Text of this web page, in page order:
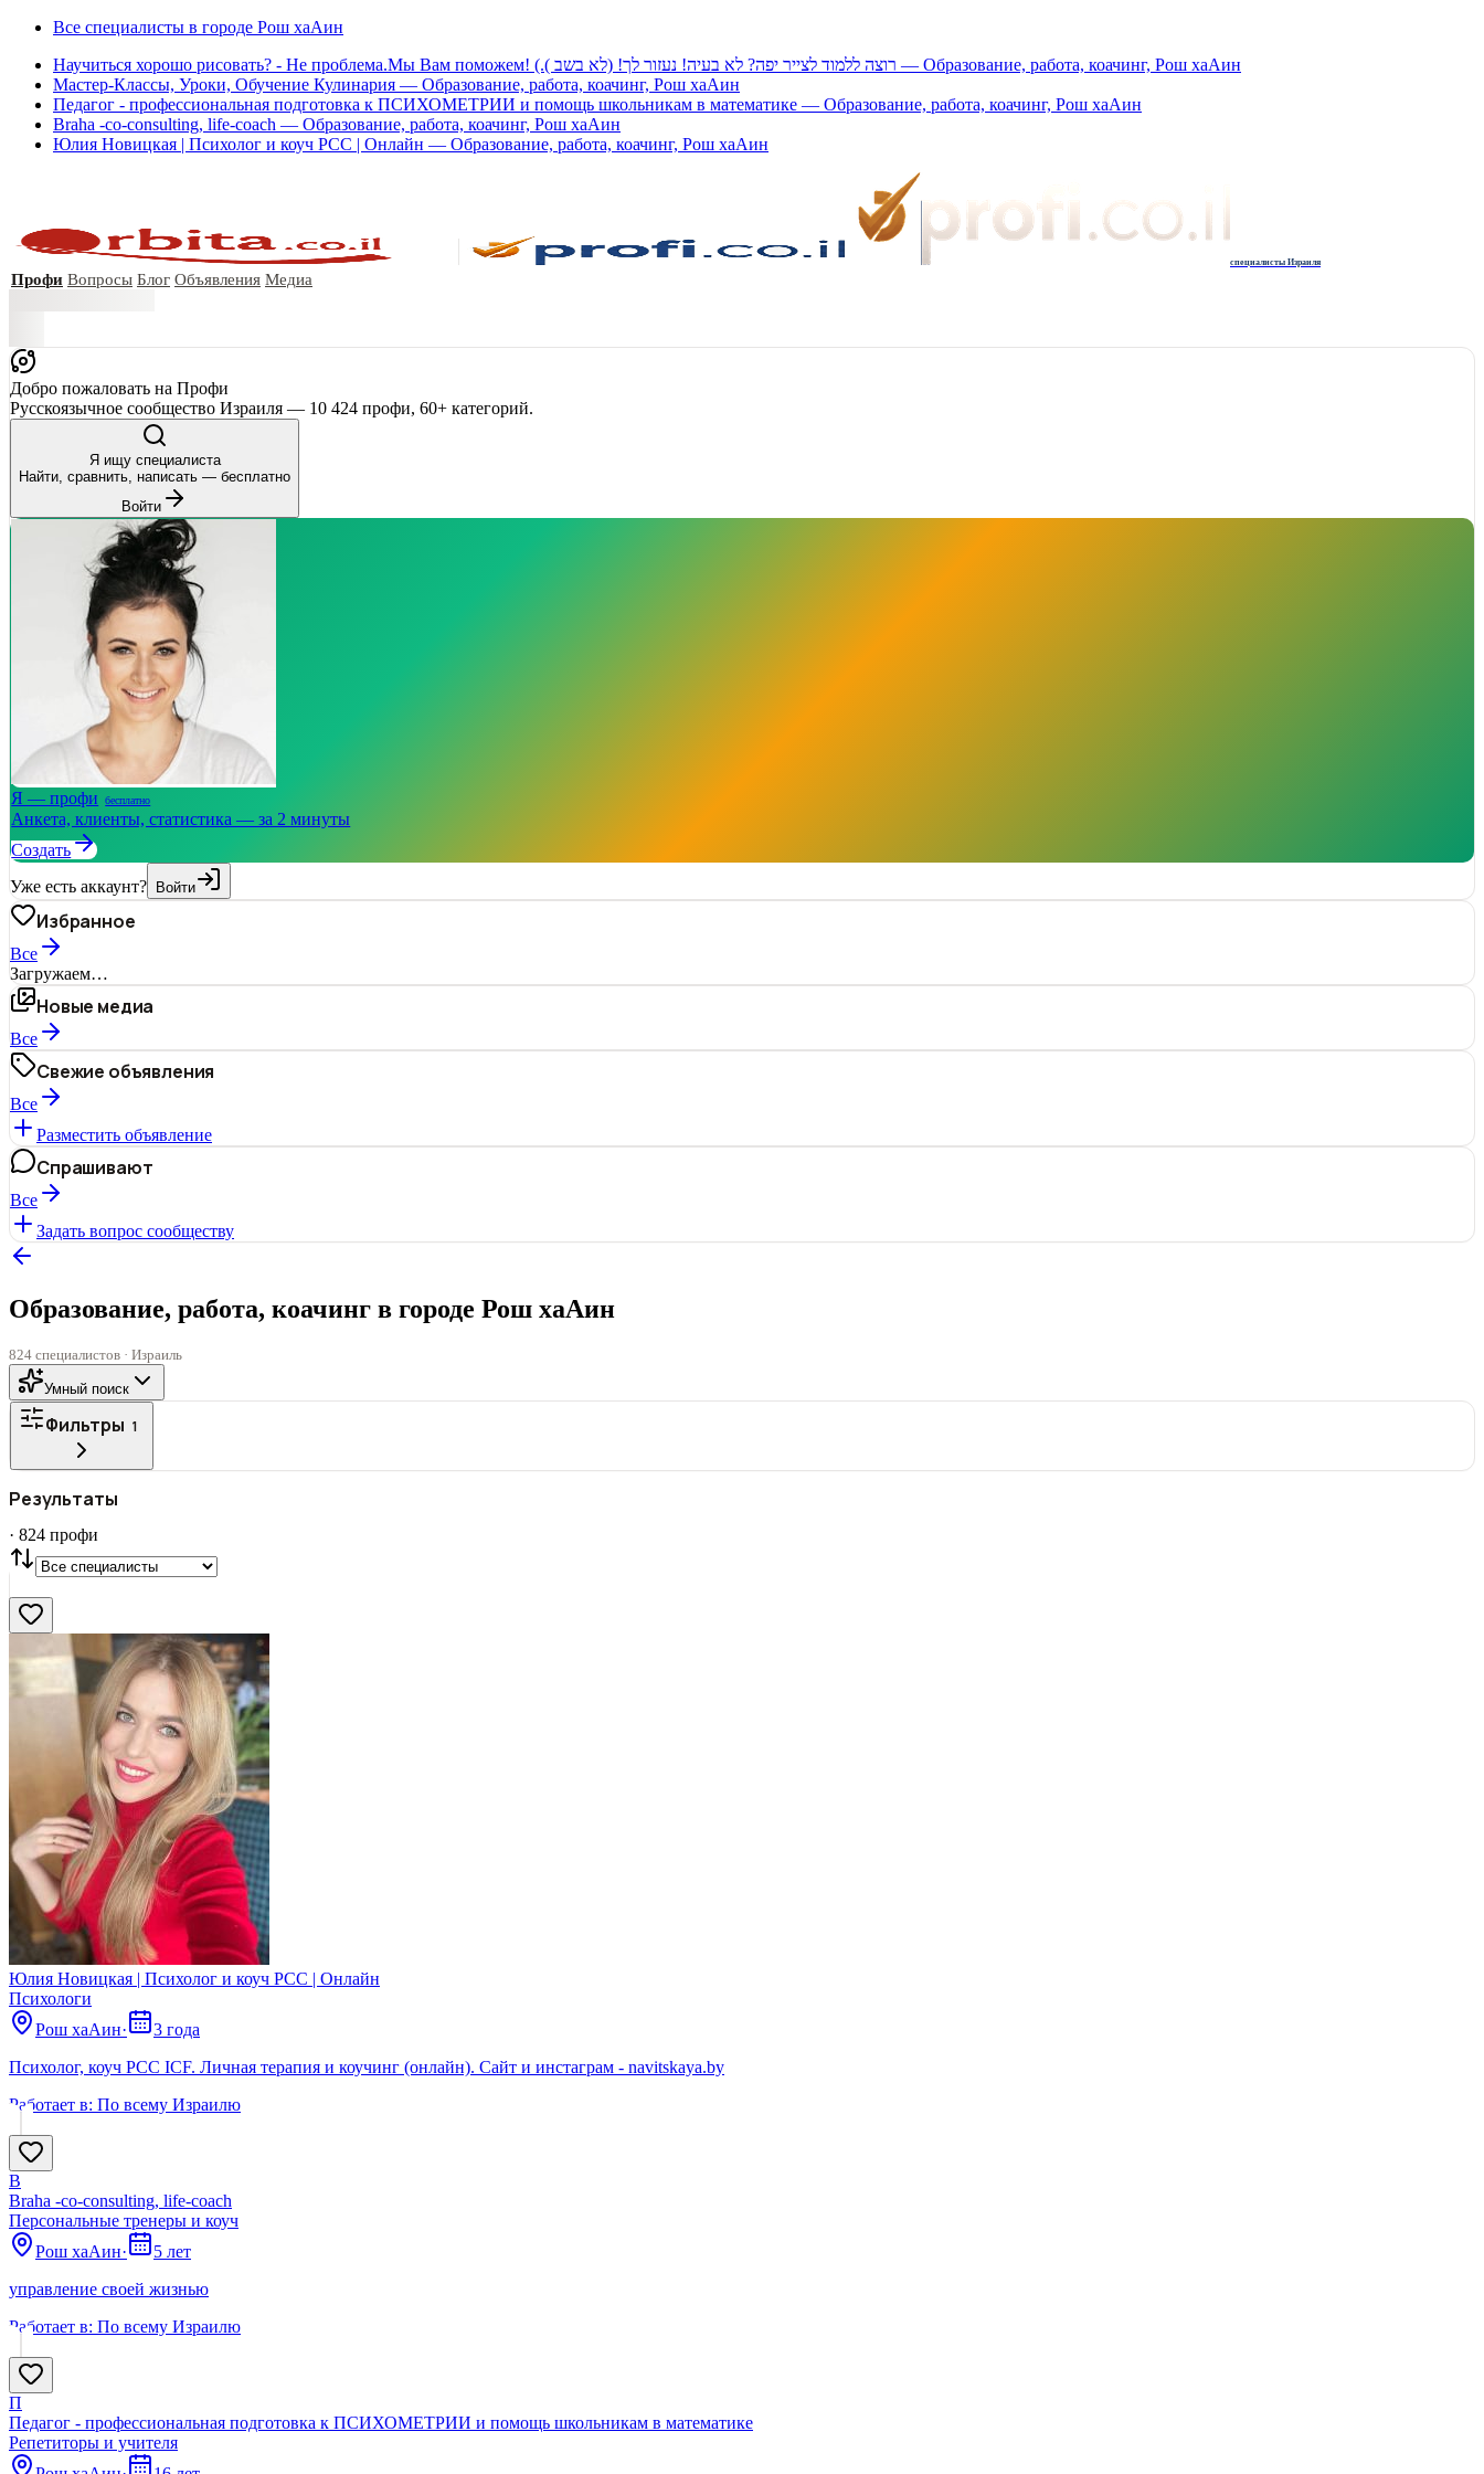
Все специалисты в городе Рош хаАин
Научиться хорошо рисовать? - Не проблема.Мы Вам поможем! (.רוצה ללמוד לצייר יפה? לא בעיה! נעזור לך! (לא בשב ) — Образование, работа, коачинг, Рош хаАин
Мастер-Классы, Уроки, Обучение Кулинария — Образование, работа, коачинг, Рош хаАин
Педагог - профессиональная подготовка к ПСИХОМЕТРИИ и помощь школьникам в математике — Образование, работа, коачинг, Рош хаАин
Brahа -co-consulting, life-coach — Образование, работа, коачинг, Рош хаАин
Юлия Новицкая | Психолог и коуч PCC | Онлайн — Образование, работа, коачинг, Рош хаАин
специалисты Израиля
Профи Вопросы Блог Объявления Медиа
Добро пожаловать на Профи
Русскоязычное сообщество Израиля — 10 424 профи, 60+ категорий.
Я ищу специалиста
Найти, сравнить, написать — бесплатно
Войти
Я — профи бесплатно
Анкета, клиенты, статистика — за 2 минуты
Создать
Уже есть аккаунт? Войти
Избранное
Все
Загружаем…
Новые медиа
Все
Свежие объявления
Все
Разместить объявление
Спрашивают
Все
Задать вопрос сообществу
Образование, работа, коачинг в городе Рош хаАин
824 специалистов · Израиль
Умный поиск
Фильтры 1
СТАТУС
Нашли 824
Сбросить
Результаты
· 824 профи
Юлия Новицкая | Психолог и коуч PCC | Онлайн
Психологи
Рош хаАин·
3 года
Психолог, коуч PCC ICF. Личная терапия и коучинг (онлайн). Сайт и инстаграм - navitskaya.by
Работает в: По всему Израилю
B
Brahа -co-consulting, life-coach
Персональные тренеры и коуч
Рош хаАин·
5 лет
управление своей жизнью
Работает в: По всему Израилю
П
Педагог - профессиональная подготовка к ПСИХОМЕТРИИ и помощь школьникам в математике
Репетиторы и учителя